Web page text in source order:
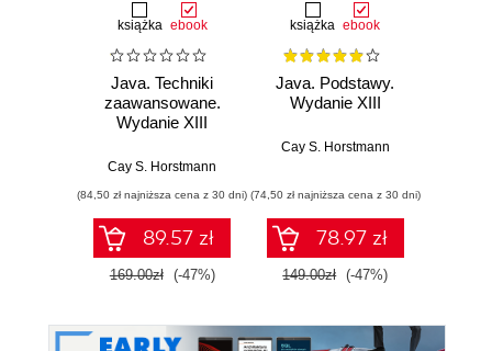
książka ebook
Java. Techniki
zaawansowane.
Wydanie XIII
Cay S. Horstmann
(84,50 zł najniższa cena z 30 dni)
89.57 zł
169.00zł (-47%)
książka ebook
Java. Podstawy.
Wydanie XIII
Cay S. Horstmann
(74,50 zł najniższa cena z 30 dni)
78.97 zł
149.00zł (-47%)